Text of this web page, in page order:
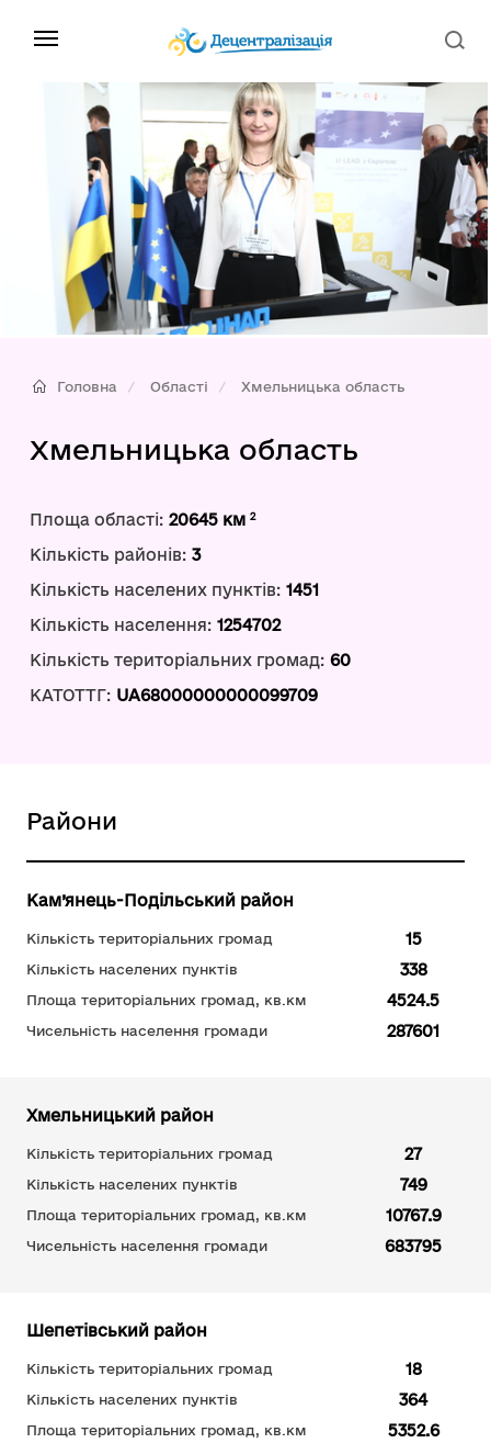
Головна Області Хмельницька область
Хмельницька область
Площа області: 20645 км 2
Кількість районів: 3
Кількість населених пунктів: 1451
Кількість населення: 1254702
Кількість територіальних громад: 60
КАТОТТГ: UA68000000000099709
Райони
Кам’янець-Подільський район
Кількість територіальних громад 15
Кількість населених пунктів 338
Площа територіальних громад, кв.км 4524.5
Чисельність населення громади 287601
Хмельницький район
Кількість територіальних громад 27
Кількість населених пунктів 749
Площа територіальних громад, кв.км 10767.9
Чисельність населення громади 683795
Шепетівський район
Кількість територіальних громад 18
Кількість населених пунктів 364
Площа територіальних громад, кв.км 5352.6